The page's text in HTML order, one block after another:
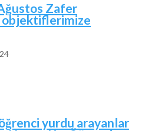
Zafer
objektiflerimize
öğrenci yurdu arayanlar